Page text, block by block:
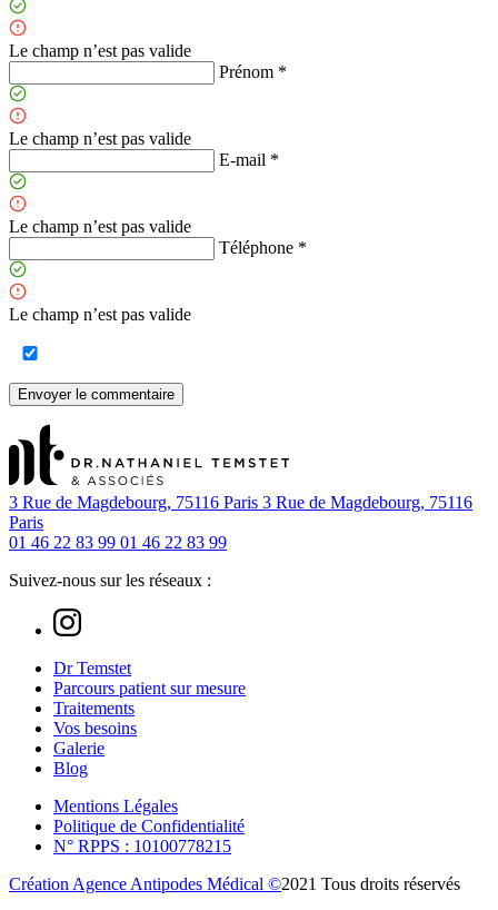
Le champ n’est pas valide
Prénom *
Le champ n’est pas valide
E-mail *
Le champ n’est pas valide
Téléphone *
Le champ n’est pas valide
Envoyer le commentaire
3 Rue de Magdebourg, 75116 Paris 3 Rue de Magdebourg, 75116
Paris
01 46 22 83 99 01 46 22 83 99
Suivez-nous sur les réseaux :
Dr Temstet
Parcours patient sur mesure
Traitements
Vos besoins
Galerie
Blog
Mentions Légales
Politique de Confidentialité
N° RPPS : 10100778215
Création Agence Antipodes Médical ©2021 Tous droits réservés